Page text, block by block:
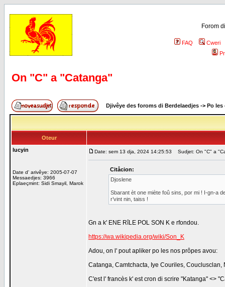
Forom
FAQ
Cweri
On "C" a "Catanga"
Djivêye des foroms di Berdelaedjes -> Po les
Oteur
lucyin
Date d' arivêye: 2005-07-07
Messaedjes: 3966
Eplaeçmint: Sidi Smayil, Marok
Date: sem 13 dja, 2024 14:25:53 Sudjet: On "C" a
Citåcion:
Djoslene
Sbarant èt one miète foû sins, por mi ! I-gn-a
r’vint nin, taiss !
Gn a k' ENE RîLE POL SON K e rfondou.
https://wa.wikipedia.org/wiki/Son_K
Adou, on l' pout apliker po les nos prôpes avou:
Catanga, Camtchacta, Iye Couriles,
C'est l' francès k' est cron di scrire "Katanga" <>